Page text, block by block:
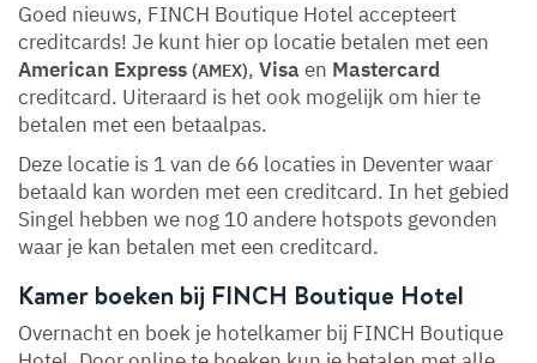
Goed nieuws, FINCH Boutique Hotel accepteert
creditcards! Je kunt hier op locatie betalen met een
American Express (AMEX), Visa en Mastercard
creditcard. Uiteraard is het ook mogelijk om hier te
betalen met een betaalpas.
Deze locatie is 1 van de 66 locaties in Deventer waar
betaald kan worden met een creditcard. In het gebied
Singel hebben we nog 10 andere hotspots gevonden
waar je kan betalen met een creditcard.
Kamer boeken bij FINCH Boutique Hotel
Overnacht en boek je hotelkamer bij FINCH Boutique